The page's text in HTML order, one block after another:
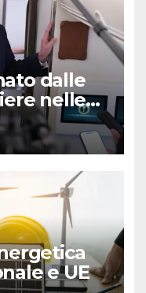
dalle
nelle
e UE